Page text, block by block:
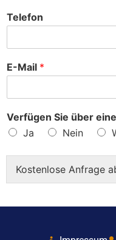
Telefon
E-Mail *
Verfügen Sie über
Ja
Nein
Kostenlose Anfrage